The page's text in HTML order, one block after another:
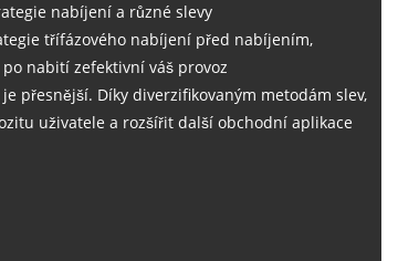
nabíjení a různé slevy
třífázového nabíjení před nabíjením,
nabití zefektivní váš provoz
přesnější. Díky diverzifikovaným metodám slev,
uživatele a rozšířit další obchodní aplikace